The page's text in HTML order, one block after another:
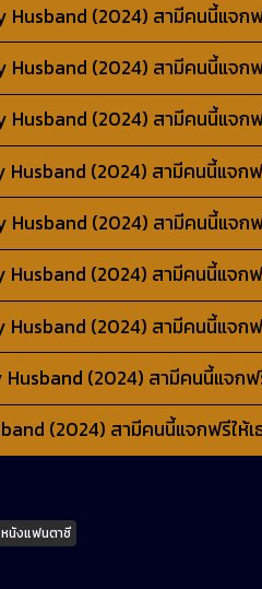
Husband (2024) สามีคนนี้แจก
Husband (2024) สามีคนนี้แจก
Husband (2024) สามีคนนี้แจก
Husband (2024) สามีคนนี้แจก
Husband (2024) สามีคนนี้แจก
Husband (2024) สามีคนนี้แจก
Husband (2024) สามีคนนี้แจก
Husband (2024) สามีคนนี้แจกฟ
(2024) สามีคนนี้แจกฟรีให้
นังแฟนตาซี